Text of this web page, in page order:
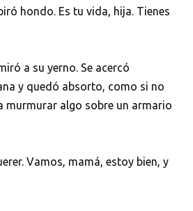
hondo. Es tu vida, hija. Tienes
a su yerno. Se acercó
y quedó absorto, como si no
murmurar algo sobre un armario
Vamos, mamá, estoy bien, y